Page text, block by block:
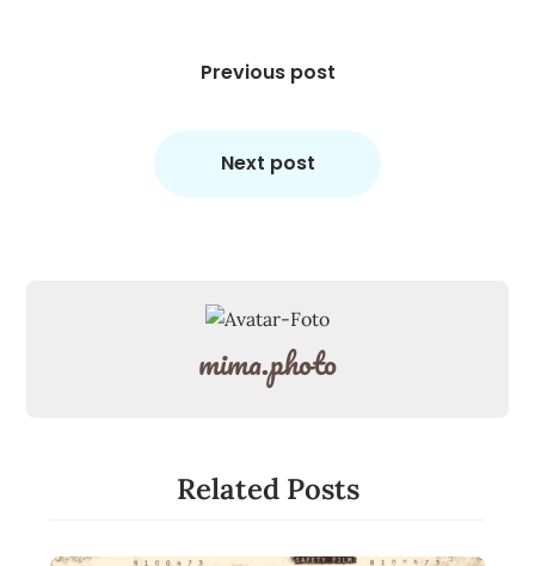
Previous post
Next post
mima.photo
Related Posts